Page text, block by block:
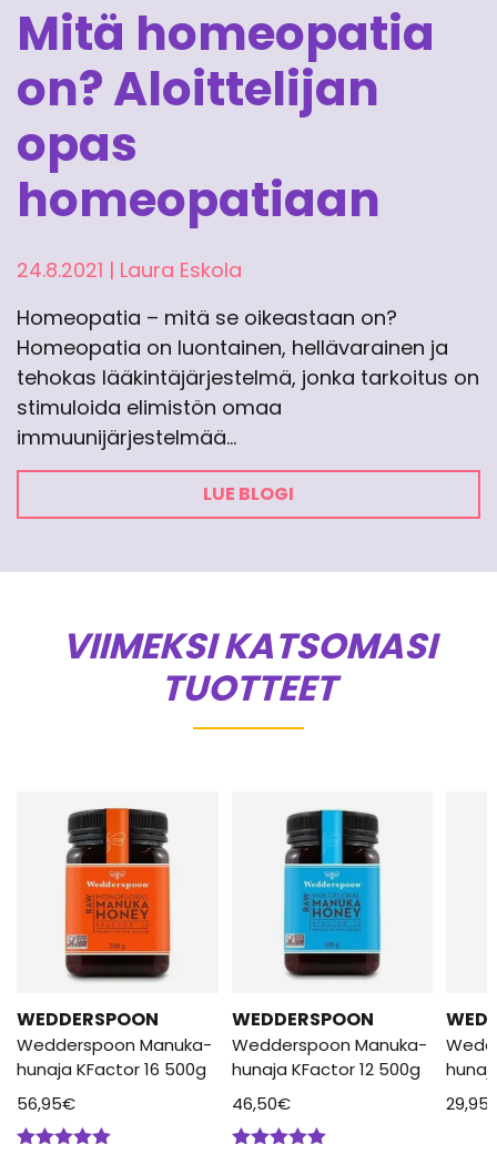
Mitä homeopatia
on? Aloittelijan
opas
homeopatiaan
24.8.2021 | Laura Eskola
Homeopatia – mitä se oikeastaan on?
Homeopatia on luontainen, hellävarainen ja
tehokas lääkintäjärjestelmä, jonka tarkoitus on
stimuloida elimistön omaa
immuunijärjestelmää…
LUE BLOGI
VIIMEKSI KATSOMASI
TUOTTEET
WEDDERSPOON
Wedderspoon Manuka-
hunaja KFactor 16 500g
56,95€
WEDDERSPOON
Wedderspoon Manuka-
hunaja KFactor 12 500g
46,50€
29,95